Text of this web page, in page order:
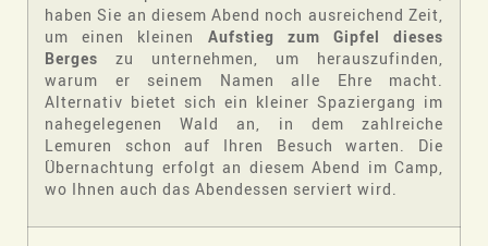
haben Sie an diesem Abend noch ausreichend Zeit,
um einen kleinen Aufstieg zum Gipfel dieses
Berges zu unternehmen, um herauszufinden,
warum er seinem Namen alle Ehre macht.
Alternativ bietet sich ein kleiner Spaziergang im
nahegelegenen Wald an, in dem zahlreiche
Lemuren schon auf Ihren Besuch warten. Die
Übernachtung erfolgt an diesem Abend im Camp,
wo Ihnen auch das Abendessen serviert wird.